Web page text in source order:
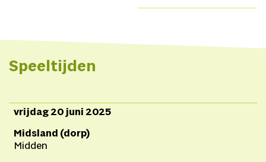
Boris Pool KuijtTekst
den BergTechniek
Linkedin
Speeltijden
vrijdag 20 juni 2025
Midsland (dorp)
Midden